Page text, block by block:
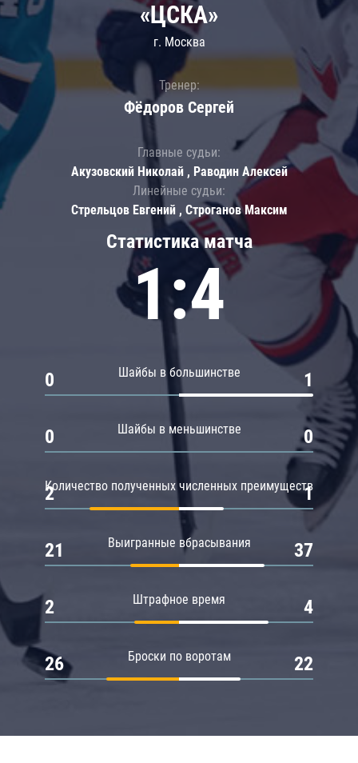
Статистика матча
1:4
Шайбы в большинстве
0 1
Шайбы в меньшинстве
0 0
Количество полученных численных преимуществ
2 1
Выигранные вбрасывания
21 37
Штрафное время
2 4
Броски по воротам
26 22
«ЦСКА»
г. Москва
Тренер:
Фёдоров Сергей
Главные судьи:
Акузовский Николай , Раводин Алексей
Линейные судьи:
Стрельцов Евгений , Строганов Максим